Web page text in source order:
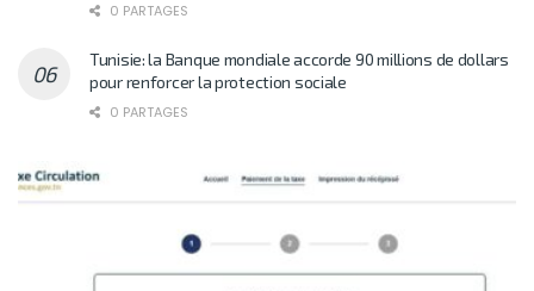
0 PARTAGES
Tunisie: la Banque mondiale accorde 90 millions de dollars
pour renforcer la protection sociale
0 PARTAGES